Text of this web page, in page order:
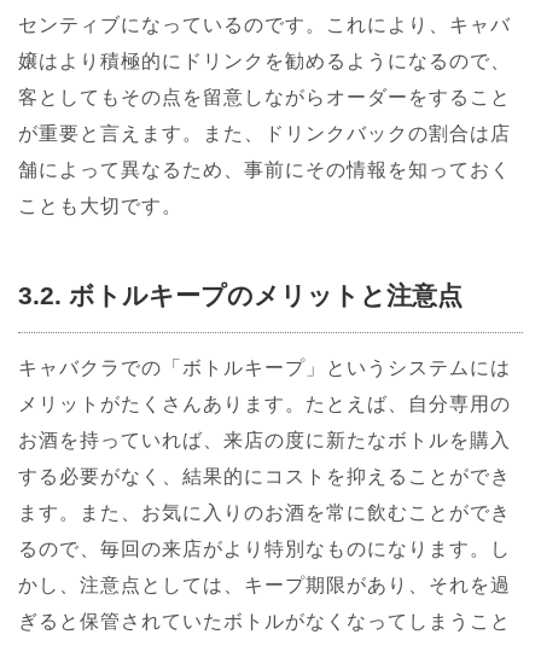
センティブになっているのです。これにより、キャバ
嬢はより積極的にドリンクを勧めるようになるので、
客としてもその点を留意しながらオーダーをすること
が重要と言えます。また、ドリンクバックの割合は店
舗によって異なるため、事前にその情報を知っておく
ことも大切です。
3.2. ボトルキープのメリットと注意点
キャバクラでの「ボトルキープ」というシステムには
メリットがたくさんあります。たとえば、自分専用の
お酒を持っていれば、来店の度に新たなボトルを購入
する必要がなく、結果的にコストを抑えることができ
ます。また、お気に入りのお酒を常に飲むことができ
るので、毎回の来店がより特別なものになります。し
かし、注意点としては、キープ期限があり、それを過
ぎると保管されていたボトルがなくなってしまうこと